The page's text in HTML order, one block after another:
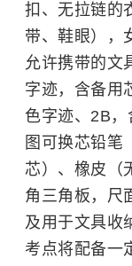
扣、无拉链的
带、鞋眼），
允许携带的文
字迹，含备用
色字迹、2B
图可换芯铅笔
芯）、橡皮（
角三角板，尺
及用于文具收
考点将配备一